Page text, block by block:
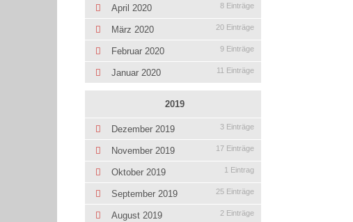
April 2020 8 Einträge
März 2020 20 Einträge
Februar 2020 9 Einträge
Januar 2020 11 Einträge
2019
Dezember 2019 3 Einträge
November 2019 17 Einträge
Oktober 2019 1 Eintrag
September 2019 25 Einträge
August 2019 2 Einträge